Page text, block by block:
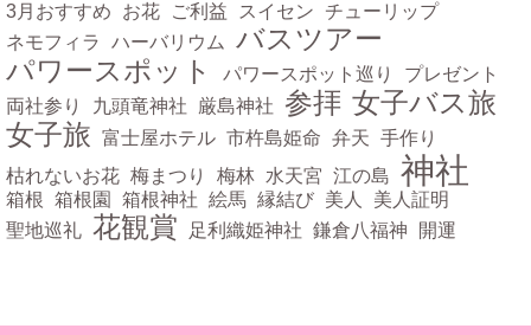
3月おすすめ お花 ご利益 スイセン
チューリップ
ネモフィラ
ハーバリウム
バスツアー
パワースポット
パワースポット巡り
プレゼント
両社参り
九頭竜神社 厳島神社 参拝 女子バス旅
女子旅 富士屋ホテル 市杵島姫命 弁天 手作り
枯れないお花 梅まつり 梅林 水天宮 江の島 神社
箱根 箱根園 箱根神社 絵馬 縁結び 美人
美人証明
聖地巡礼 花観賞 足利織姫神社 鎌倉八福神 開運